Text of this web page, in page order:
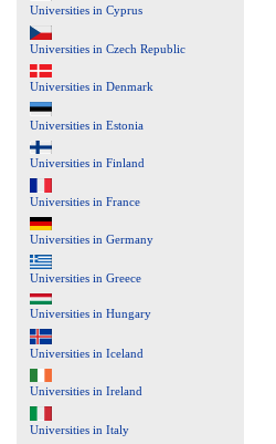
Universities in Cyprus
Universities in Czech Republic
Universities in Denmark
Universities in Estonia
Universities in Finland
Universities in France
Universities in Germany
Universities in Greece
Universities in Hungary
Universities in Iceland
Universities in Ireland
Universities in Italy